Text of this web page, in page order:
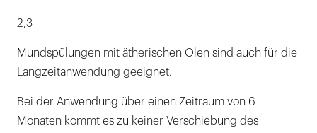
2,3
Mundspülungen mit ätherischen Ölen sind auch für die
Langzeitanwendung geeignet.
Bei der Anwendung über einen Zeitraum von 6
Monaten kommt es zu keiner Verschiebung des